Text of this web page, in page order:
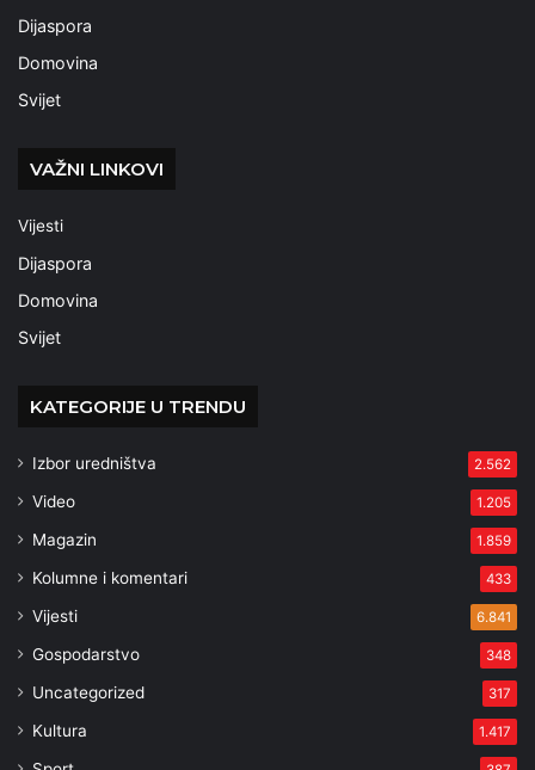
Dijaspora
Domovina
Svijet
VAŽNI LINKOVI
Vijesti
Dijaspora
Domovina
Svijet
KATEGORIJE U TRENDU
Izbor uredništva 2.562
Video 1.205
Magazin 1.859
Kolumne i komentari 433
Vijesti 6.841
Gospodarstvo 348
Uncategorized 317
Kultura 1.417